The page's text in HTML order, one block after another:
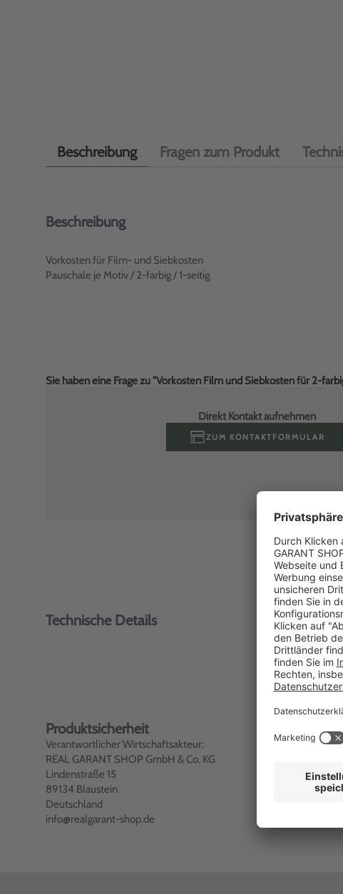
Beschreibung Fragen zum Produkt
Beschreibung
Vorkosten für Film- und Siebkosten
Pauschale je Motiv / 2-farbig / 1-seitig
Sie haben eine Frage zu "Vorkosten Film und Siebkosten für 2-
Direkt Kontakt aufnehmen
ZUM KONTAKTFORMULAR
Technische Details
Produktsicherheit
Verantwortlicher Wirtschaftsakteur:
REAL GARANT SHOP GmbH & Co. KG
Lindenstraße 15
89134 Blaustein
Deutschland
info@realgarant-shop.de